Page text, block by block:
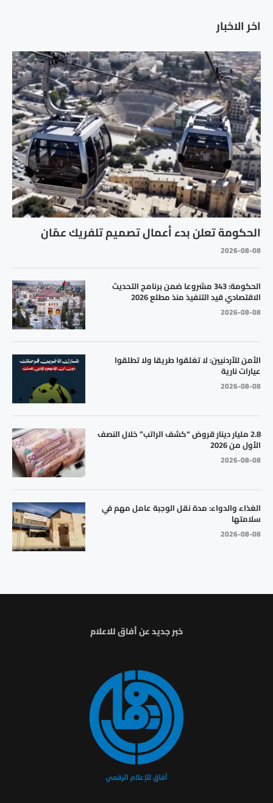
اخر الاخبار
الحكومة تعلن بدء أعمال تصميم تلفريك عمّان
2026-08-08
الحكومة: 343 مشروعا ضمن برنامج التحديث
الاقتصادي قيد التنفيذ منذ مطلع 2026
2026-08-08
الأمن للأردنيين: لا تغلقوا طريقا ولا تطلقوا
عيارات نارية
2026-08-08
2.8 مليار دينار قروض “كشف الراتب” خلال النصف
الأول من 2026
2026-08-08
الغذاء والدواء: مدة نقل الوجبة عامل مهم في
سلامتها
2026-08-08
خبر جديد عن أفاق للاعلام